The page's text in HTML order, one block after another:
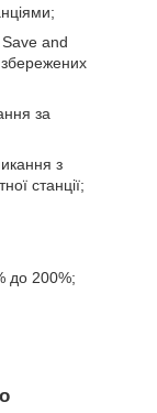
and
за
з
станції;
до 200%;